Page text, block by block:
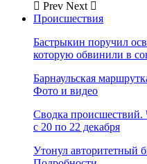
Prev Next
Происшествия
Бастрыкин поручил
которую обвинили в
Барнаульская
Фото и видео
Сводка происшествий.
с 20 по 22 декабря
Утонул авторитетный